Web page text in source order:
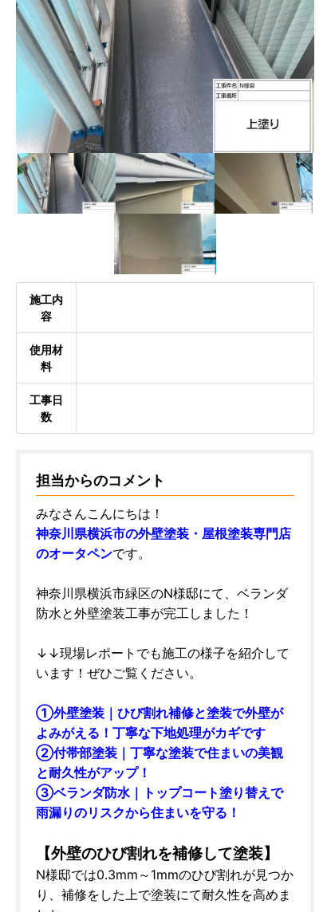
施工内
容
使用材
料
工事日
数
担当からのコメント
みなさんこんにちは！
神奈川県横浜市の外壁塗装・屋根塗装専門店
のオータペンです。
神奈川県横浜市緑区のN様邸にて、ベランダ
防水と外壁塗装工事が完工しました！
↓↓現場レポートでも施工の様子を紹介して
います！ぜひご覧ください。
①外壁塗装｜ひび割れ補修と塗装で外壁が
よみがえる！丁寧な下地処理がカギです
②付帯部塗装｜丁寧な塗装で住まいの美観
と耐久性がアップ！
③ベランダ防水｜トップコート塗り替えで
雨漏りのリスクから住まいを守る！
【外壁のひび割れを補修して塗装】
N様邸では0.3mm～1mmのひび割れが見つか
り、補修をした上で塗装にて耐久性を高めま